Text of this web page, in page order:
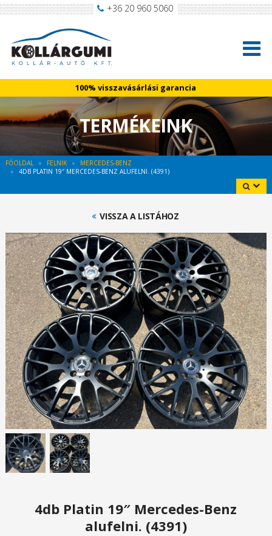
+36 20 960 5060
100% visszavásárlási garancia
TERMÉKEINK
FŐOLDAL FELNIK
MERCEDES-BENZ
4DB PLATIN 19″ MERCEDES-BENZ ALUFELNI. (4391)
VISSZA A LISTÁHOZ
4db Platin 19″ Mercedes-Benz
alufelni. (4391)